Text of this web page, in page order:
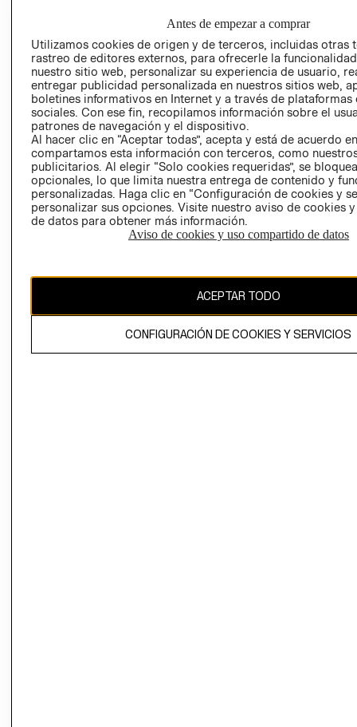
SOCIAL
PRENSA
RELACIÓN CON
INVERSIONISTAS
POLÍTICA
EMPRESARIAL
TIENDAS
- RETIRO EN
TIENDA
TÉRMINOS Y
AVISO DE
PRIVACIDAD
GIFT CARD
AVISO DE
Antes de empezar a comprar
Utilizamos cookies de origen y de terceros, incluidas otras
rastreo de editores externos, para ofrecerle la
nuestro sitio web, personalizar su experiencia de usuario,
entregar publicidad personalizada en nuestros sitios web,
boletines informativos en Internet y a través de plataformas
sociales. Con ese fin, recopilamos información sobre el
patrones de navegación y el dispositivo.
Al hacer clic en “Aceptar todas”, acepta y está de acuerdo
compartamos esta información con terceros, como
publicitarios. Al elegir “Solo cookies requeridas”, se
opcionales, lo que limita nuestra entrega de contenido y
personalizadas. Haga clic en “Configuración de cookies y
personalizar sus opciones. Visite nuestro aviso de cookies
de datos para obtener más información.
Aviso de cookies y uso compartido de datos
ACEPTAR TODO
CONFIGURACIÓN DE COOKIES Y SERVICIOS